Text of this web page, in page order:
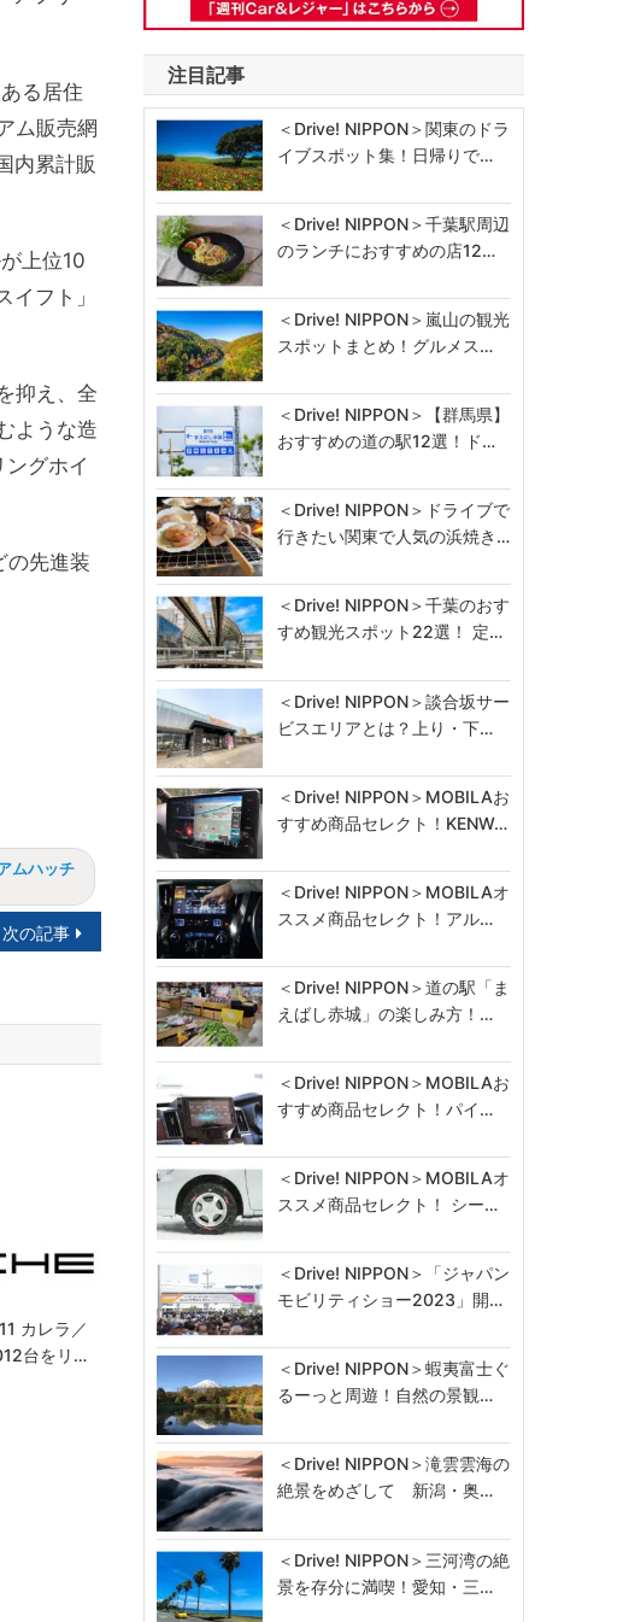
る居住
ム販売網
内累計販
上位10
フト」
抑え、全
ような造
グホイ
の先進装
ムハッチ
次の記事
カレラ／
台をリ…
注目記事
＜Drive! NIPPON＞関東のドラ
イブスポット集！日帰りで…
＜Drive! NIPPON＞千葉駅周辺
のランチにおすすめの店12…
＜Drive! NIPPON＞嵐山の観光
スポットまとめ！グルメス…
＜Drive! NIPPON＞【群馬県】
おすすめの道の駅12選！ド…
＜Drive! NIPPON＞ドライブで
行きたい関東で人気の浜焼き…
＜Drive! NIPPON＞千葉のおす
すめ観光スポット22選！ 定…
＜Drive! NIPPON＞談合坂サー
ビスエリアとは？上り・下…
＜Drive! NIPPON＞MOBILAお
すすめ商品セレクト！KENW…
＜Drive! NIPPON＞MOBILAオ
ススメ商品セレクト！アル…
＜Drive! NIPPON＞道の駅「ま
えばし赤城」の楽しみ方！…
＜Drive! NIPPON＞MOBILAお
すすめ商品セレクト！パイ…
＜Drive! NIPPON＞MOBILAオ
ススメ商品セレクト！ シー…
＜Drive! NIPPON＞「ジャパン
モビリティショー2023」開…
＜Drive! NIPPON＞蝦夷富士ぐ
るーっと周遊！自然の景観…
＜Drive! NIPPON＞滝雲雲海の
絶景をめざして 新潟・奥…
＜Drive! NIPPON＞三河湾の絶
景を存分に満喫！愛知・三…